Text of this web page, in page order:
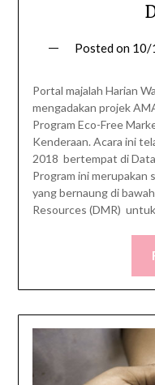
Posted on 10/
Portal majalah Harian
mengadakan projek
Program Eco-Free
Kenderaan. Acara ini
2018 bertempat di
Program ini merupakan
yang bernaung di
Resources (DMR)